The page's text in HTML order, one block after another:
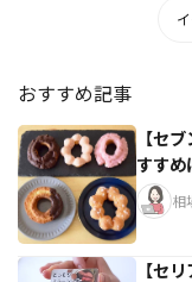
おすすめ記事
【セ
すすめ
相
【セ